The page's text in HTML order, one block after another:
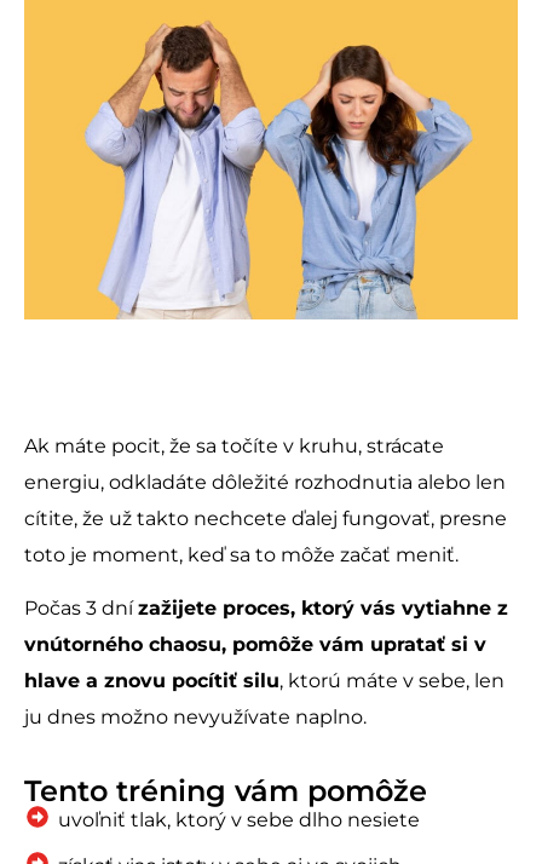
Ak máte pocit, že sa točíte v kruhu, strácate
energiu, odkladáte dôležité rozhodnutia alebo len
cítite, že už takto nechcete ďalej fungovať, presne
toto je moment, keď sa to môže začať meniť.
Počas 3 dnízažijete proces, ktorý vás vytiahne z
vnútorného chaosu, pomôže vám upratať si v
hlave a znovu pocítiť silu, ktorú máte v sebe, len
ju dnes možno nevyužívate naplno.
Tento tréning vám pomôže
uvoľniť tlak, ktorý v sebe dlho nesiete